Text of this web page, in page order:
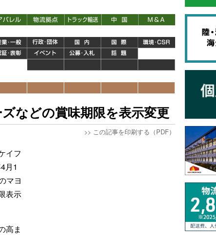
などの賞味期限を表示変更
>> この記事を印刷する（PDF）
イフ
月1
マヨ
表示
高ま